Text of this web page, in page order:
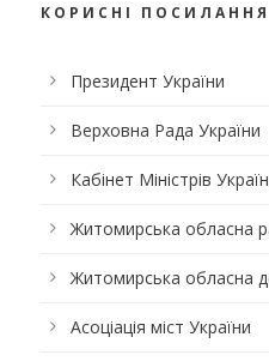
КОРИСНІ ПОСИЛАННЯ
Президент України
Верховна Рада України
Кабінет Міністрів
Житомирська обласна
Житомирська обласна
Асоціація міст України